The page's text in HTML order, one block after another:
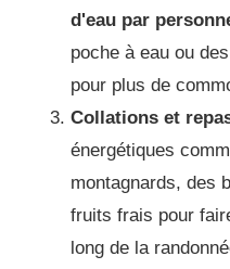
d'eau par
poche à eau ou
pour plus de
Collations et
énergétiques
montagnards, des
fruits frais pour
long de la